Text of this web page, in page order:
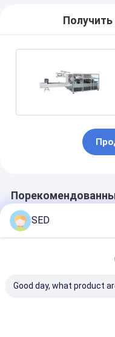
SED
Good day, what product